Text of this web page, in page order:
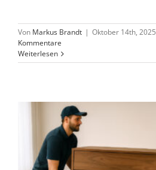
Von Markus Brandt | Oktober 14th, 2025
Kommentare
Weiterlesen